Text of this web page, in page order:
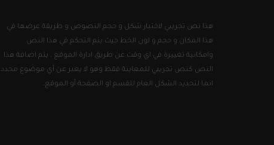
هذا نص تجريبي لاختبار شكل و حجم النصوص و طريقة عرضها في
هذا المكان و حجم و لون الخط حيث يتم التحكم في هذا النص
وامكانية تغييرة في اي وقت عن طريق ادارة الموقع . يتم اضافة هذا
النص كنص تجريبي للمعاينة فقط وهو لا يعبر عن أي موضوع محدد
انما لتحديد الشكل العام للقسم او الصفحة أو الموقع.